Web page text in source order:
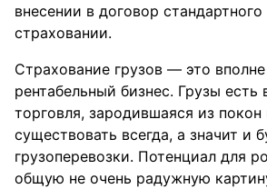
внесении в договор стандартного
страховании.
Страхование грузов — это
рентабельный бизнес. Грузы есть
торговля, зародившаяся из покон
существовать всегда, а значит и
грузоперевозки. Потенциал для
общую не очень радужную